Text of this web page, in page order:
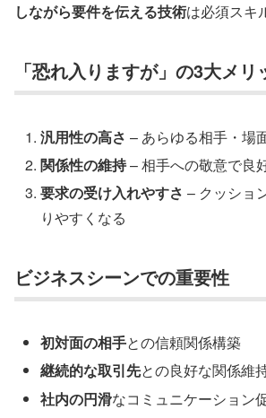
しながら要件を伝える技術は必須スキ
「恐れ入りますが」の3大メリ
汎用性の高さ – あらゆる相手・場
関係性の維持– 相手への敬意で良
要求の受け入れやすさ – クッショ
りやすくなる
ビジネスシーンでの重要性
初対面の相手との信頼関係構築
継続的な取引先との良好な関係維
社内の円滑なコミュニケーション